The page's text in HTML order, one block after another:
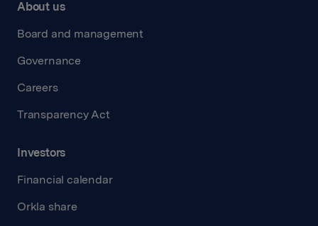
About us
Board and management
Governance
Careers
Transparency Act
Investors
Financial calendar
Orkla share